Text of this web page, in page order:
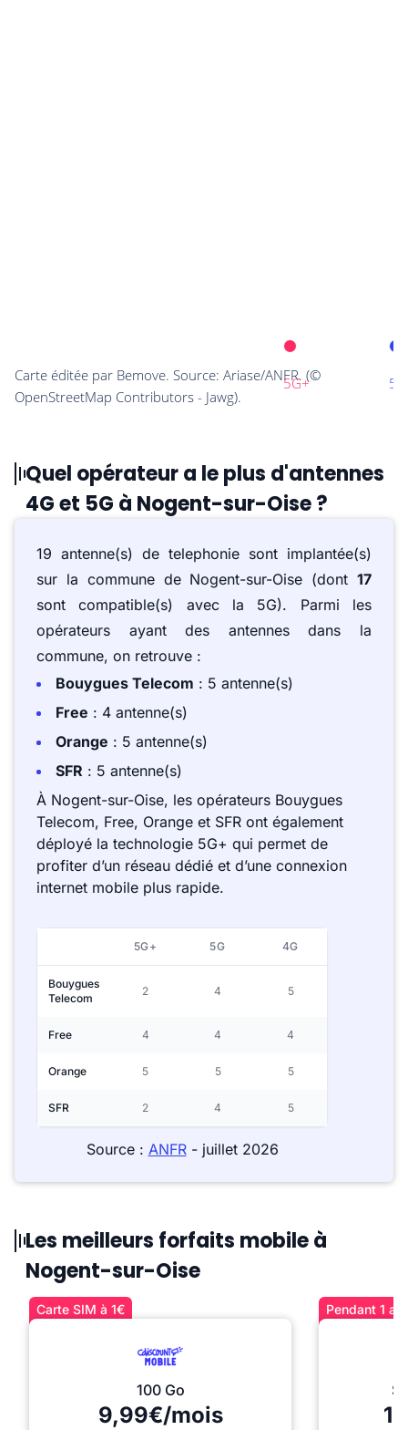
Quel opérateur a le plus d'antennes
4G et 5G à Nogent-sur-Oise ?
19 antenne(s) de telephonie sont implantée(s)
sur la commune de Nogent-sur-Oise (dont 17
sont compatible(s) avec la 5G). Parmi les
opérateurs ayant des antennes dans la
commune, on retrouve :
Bouygues Telecom : 5 antenne(s)
Free : 4 antenne(s)
Orange : 5 antenne(s)
SFR : 5 antenne(s)
À Nogent-sur-Oise, les opérateurs Bouygues
Telecom, Free, Orange et SFR ont également
déployé la technologie 5G+ qui permet de
profiter d’un réseau dédié et d’une connexion
internet mobile plus rapide.
5G+ 5G 4G
Bouygues
Telecom
2 4 5
Free 4 4 4
Orange 5 5 5
SFR 2 4 5
Source : ANFR- juillet 2026
Les meilleurs forfaits mobile à
Nogent-sur-Oise
Carte SIM à 1€
100 Go
9,99€/mois
Pendant 1